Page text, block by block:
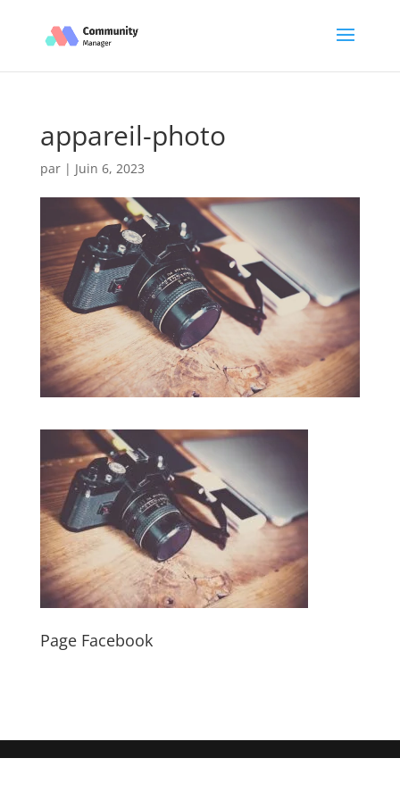
appareil-photo
par | Juin 6, 2023
Page Facebook